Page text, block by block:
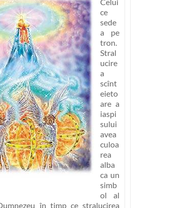
ce
sede
a pe
tron.
Stral
ucire
a
scînt
eieto
are a
iaspi
sului
avea
culoa
rea
alba
ca un
simb
ol al
în timp ce stralucirea